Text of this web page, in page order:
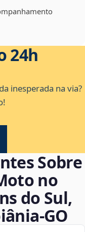
24h
inesperada na via?
Sobre
no
do Sul,